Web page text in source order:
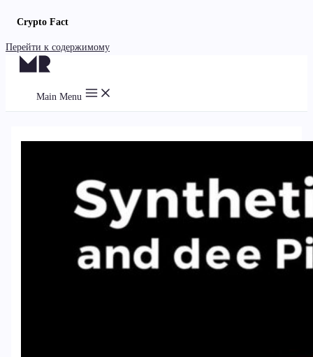
Crypto Fact
Перейти к содержимому
Main Menu